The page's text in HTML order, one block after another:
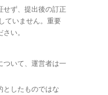
せず、提出後の訂正
ていません。重要
い。
ついて、運営者は一
としたものではな